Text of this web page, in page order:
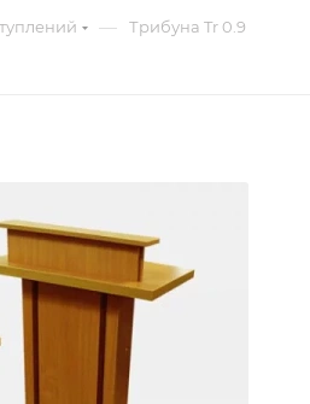
— Трибуна Tr 0.9